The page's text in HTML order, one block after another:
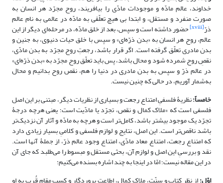
خداوند، عالم مادّه و موجودات مادّی را بیافریند، روح مجرّد هر انسان به
صورت منفرد و مستقل، و ابتدا بی هیچ تعلّقی به مادّه در عالمی به نام عالم
ذرّ[xviii] حضور داشته است و سپس، بعد از خلق مادّه، در مرحله‌ای دیگر از این
عالم، روح هر انسان به «بدن ذرّه‌ای» و سپس با خلق حیات دنیوی، به جنین و
بدن مادری تعلّق گرفته است. اگر قرار باشد، رجعتِ روح مجرّد به بدن مادّی،
نقصِ روح شمرده شود و محال باشد، پس باید تعلّق روح مجرّد به «بدن ذرّه‌ای»
در عالم ذرّ و سپس به بدن مادری در دنیا را هم، نقص روح بدانیم و محال
به‌شمار آوریم، در حالی که چنین نیست.
خامساً:نظریۀ فلسفیِ امتناع رجعت و بسیاری از نظریات دیگر، مبتنی بر این اصل
فلسفی است که «ملاک کمال و نقص، تجرّد یا مادّیت است؛ یعنی هرچه درجۀ
تجرّد یک موجود بیشتر باشد، کامل‌تر است و هرچه به مادّه و آثار آن نزدیک‌تر
باشد ناقص‌تر است. این اصل، نتایج و لوازم فلسفی و کلامیِ بسیار زیادی دارد
که امتناع رجعت، امتناع معاد مادّی، امتناع وجود عالم ذرّ، از جملۀ آنها است.
نقد و بررسیِ این اصل و لوازم آن، بحثی مستقل و مبسوط را می‌طلبد که جای آن
در این مقاله نیست؛ امّا در اینجا به چند اشاره بسنده می‌کنیم: